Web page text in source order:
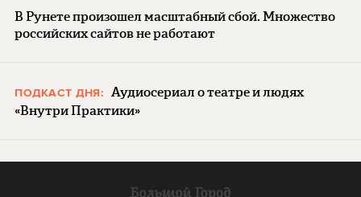
В Рунете произошел масштабный сбой. Множество
российских сайтов не работают
ПОДКАСТ ДНЯ: Аудиосериал о театре и людях
«Внутри Практики»